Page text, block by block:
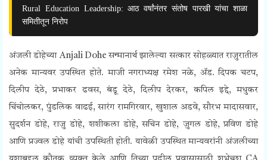
Rural Education Leadership: आठ वर्षांनंतर संतोष पारखी यांचा शाळा
समितीतून निरोप
अंजली डोहेच्या Anjali Dohe सन्मानार्थ झालेल्या सत्कार सोहळ्यात राजुरातील
अनेक मान्यवर उपस्थित होते. माजी नगराध्यक्ष रमेश नळे, ॲड. दिपक चटप,
दिलीप देठे, प्रभाकर ढवस, बंडू देठे, दिलीप देरकर, कपिल इद्दे, मधुकर
चिंचोलकर, पुंडलिक वाढई, सारंग रामगिरवार, खुशाल अडवे, सौरभ मादासवार,
सुदर्शन डोहे, राजु डोहे, शशीकला डोहे, सचिन डोहे, जुगल डोहे, प्रविण डोहे
आणि प्रज्वल डोहे यांची उपस्थिती होती.यावेळी उपस्थित मान्यवरांनी अंजलीच्या